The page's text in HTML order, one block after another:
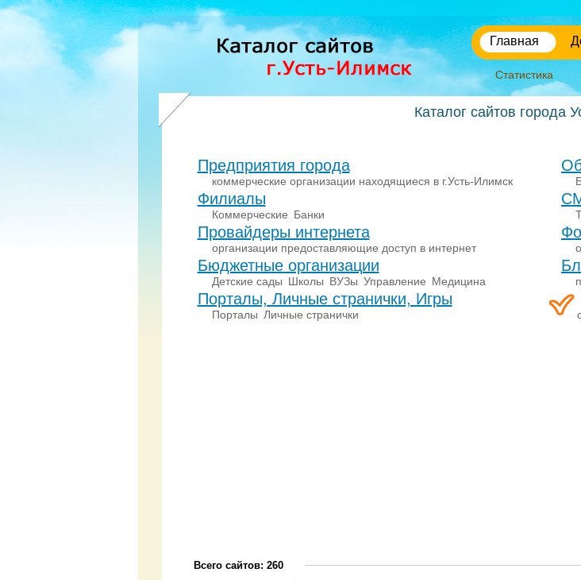
Главная
Статистика
Каталог сайтов города
Предприятия города
коммерческие организации находящиеся в г.Усть-Илимск
Филиалы
Коммерческие Банки
Провайдеры интернета
организации предоставляющие доступ в интернет
Бюджетные организации
Детские сады Школы ВУЗы Управление Медицина
Порталы, Личные странички, Игры
Порталы Личные странички
Всего сайтов: 260